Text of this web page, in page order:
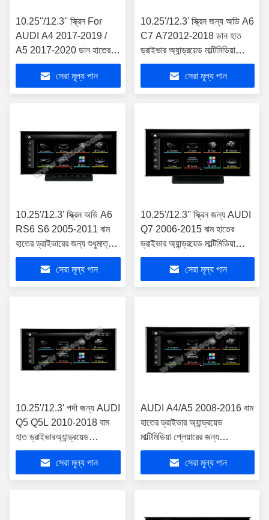
10.25''/12.3'' স্ক্রিন For
AUDI A4 2017-2019 /
A5 2017-2020 ডান হাতের
ড্রাইভার অ্যান্ড্রয়েড মাল্টিমিডিয়া
সেরা মূল্য পান
10.25'/12.3' স্ক্রিন জন্য অডি A6
C7 A72012-2018 ডান হাত
ড্রাইভার অ্যান্ড্রয়েড মাল্টিমিডিয়া
প্লেয়ার
সেরা মূল্য পান
10.25'/12.3' স্ক্রিন অডি A6
RS6 S6 2005-2011 বাম
হাতের ড্রাইভারের জন্য শুধুমাত্র
অ্যান্ড্রয়েড মাল্টিমিডিয়া প্লেয়ার
সেরা মূল্য পান
10.25'/12.3'' স্ক্রিন জন্য AUDI
Q7 2006-2015 বাম হাতের
ড্রাইভার অ্যান্ড্রয়েড মাল্টিমিডিয়া
প্লেয়ার
সেরা মূল্য পান
10.25'/12.3' পর্দা জন্য AUDI
Q5 Q5L 2010-2018 বাম
হাত ড্রাইভারঅ্যান্ড্রয়েড
মাল্টিমিডিয়া প্লেয়ার
সেরা মূল্য পান
AUDI A4/A5 2008-2016 বাম
হাতের ড্রাইভার অ্যান্ড্রয়েড
মাল্টিমিডিয়া প্লেয়ারের জন্য
10.25''/12.3'' স্ক্রীন
সেরা মূল্য পান